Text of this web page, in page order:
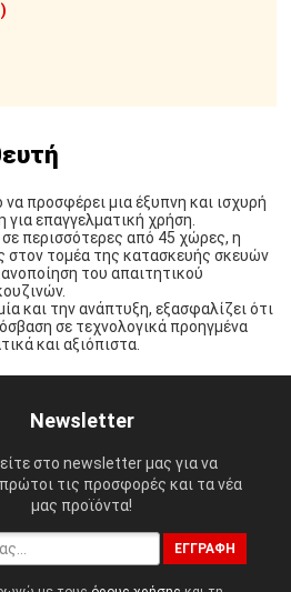
να προσφέρει μια έξυπνη και ισχυρή
επαγγελματική χρήση.
περισσότερες από 45 χώρες, η
στον τομέα της κατασκευής σκευών
του απαιτητικού
και την ανάπτυξη, εξασφαλίζει ότι
σε τεχνολογικά προηγμένα
και αξιόπιστα.
Newsletter
στο newsletter μας για να
τις προσφορές και τα νέα
μας προϊόντα!
ΕΓΓΡΑΦΉ